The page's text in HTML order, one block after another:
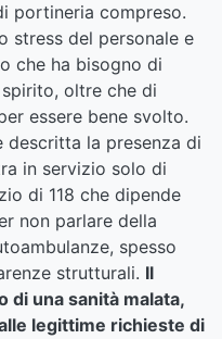
portineria compreso.
stress del personale e
che ha bisogno di
oltre che di
essere bene svolto.
descritta la presenza di
in servizio solo di
di 118 che dipende
non parlare della
spesso
strutturali. Il
di una sanità malata,
legittime richieste di